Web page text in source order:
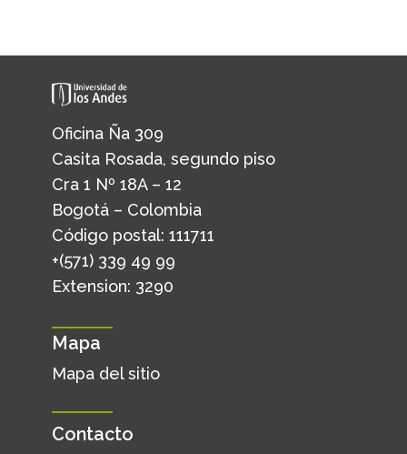
Oficina Ña 309
Casita Rosada, segundo piso
Cra 1 Nº 18A – 12
Bogotá – Colombia
Código postal: 111711
+(571) 339 49 99
Extension: 3290
Mapa
Mapa del sitio
Contacto